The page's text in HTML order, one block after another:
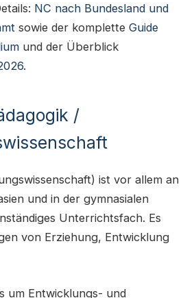
NC nach Bundesland und
sowie der komplette Guide
und der Überblick
.
/
ist vor allem an
und in der gymnasialen
Unterrichtsfach. Es
von Erziehung, Entwicklung
um Entwicklungs- und